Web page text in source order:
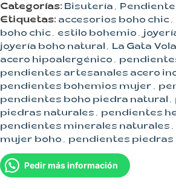
Categorías: Bisutería ,
Etiquetas: accesorios boho chic,
boho chic, estilo bohemio ,
joyería boho natural, La Gata
acero hipoalergénico ,
pendientes artesanales acero
pendientes bohemios mujer ,
pendientes boho piedra natural,
piedras naturales , pendientes
pendientes minerales naturales ,
mujer boho , pendientes piedras
Pedir más información